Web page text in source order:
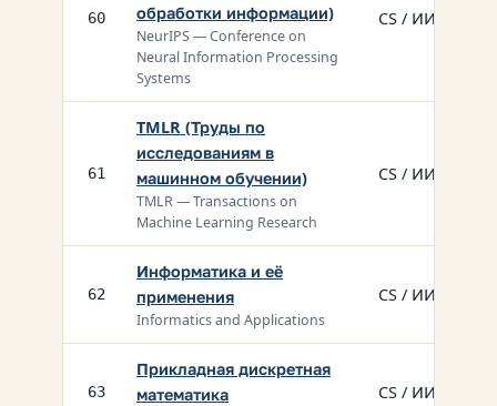
60
обработки информации)
NeurIPS — Conference on
Neural Information Processing
Systems
CS / ИИ
61
TMLR (Труды по
исследованиям в
машинном обучении)
TMLR — Transactions on
Machine Learning Research
CS / ИИ
62
Информатика и её
применения
Informatics and Applications
CS / ИИ
63
Прикладная дискретная
математика
CS / ИИ